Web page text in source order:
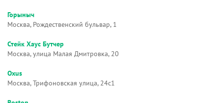
Горыныч
Москва, Рождественский бульвар, 1
Стейк Хаус Бутчер
Москва, улица Малая Дмитровка, 20
Oxus
Москва, Трифоновская улица, 24с1